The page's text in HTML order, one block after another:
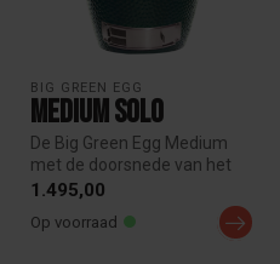
BIG GREEN EGG
Medium Solo
De Big Green Egg Medium
met de doorsnede van het
roorster van 38 cm een
1.495,00
Op voorraad